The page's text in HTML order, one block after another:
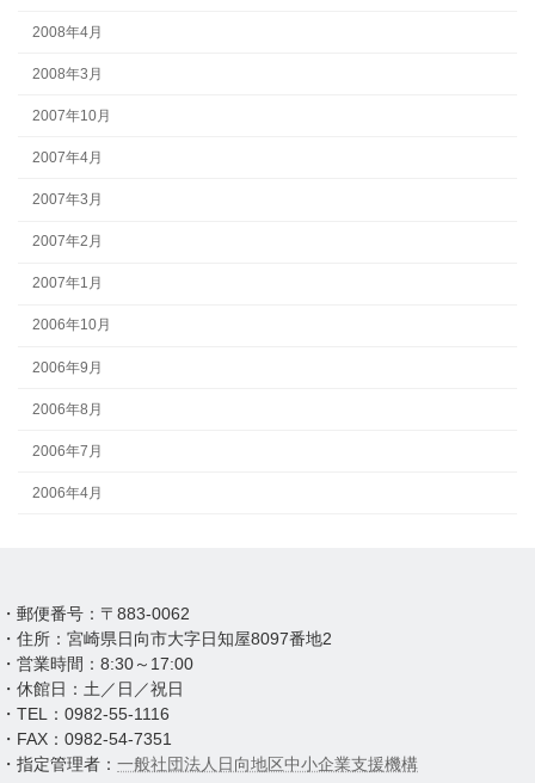
2008年4月
2008年3月
2007年10月
2007年4月
2007年3月
2007年2月
2007年1月
2006年10月
2006年9月
2006年8月
2006年7月
2006年4月
・郵便番号：〒883-0062
・住所：宮崎県日向市大字日知屋8097番地2
・営業時間：8:30～17:00
・休館日：土／日／祝日
・TEL：0982-55-1116
・FAX：0982-54-7351
・指定管理者： 一般社団法人日向地区中小企業支援機構